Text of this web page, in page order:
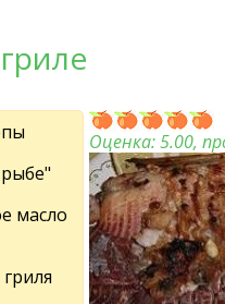
масло
Оценка:5.00,